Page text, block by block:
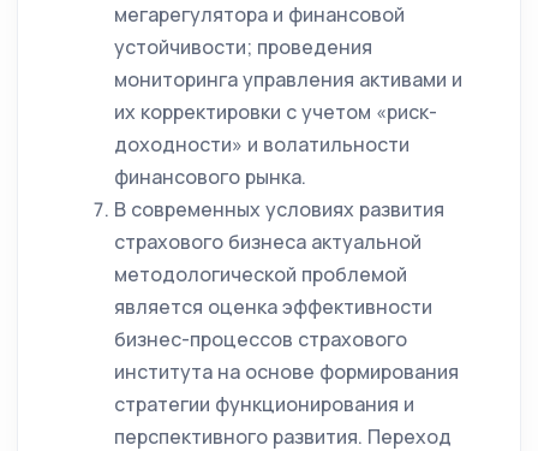
мегарегулятора и финансовой
устойчивости; проведения
мониторинга управления активами и
их корректировки с учетом «риск-
доходности» и волатильности
финансового рынка.
В современных условиях развития
страхового бизнеса актуальной
методологической проблемой
является оценка эффективности
бизнес-процессов страхового
института на основе формирования
стратегии функционирования и
перспективного развития. Переход